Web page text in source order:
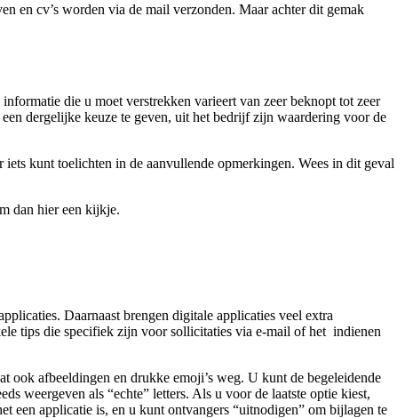
en cv’s worden via de mail verzonden. Maar achter dit gemak
die u moet verstrekken varieert van zeer beknopt tot zeer
dergelijke keuze te geven, uit het bedrijf zijn waardering voor de
kunt toelichten in de aanvullende opmerkingen. Wees in dit geval
dan hier een kijkje.
Daarnaast brengen digitale applicaties veel extra
tips die specifiek zijn voor sollicitaties via e-mail of het indienen
ook afbeeldingen en drukke emoji’s weg. U kunt de begeleidende
weergeven als “echte” letters. Als u voor de laatste optie kiest,
een applicatie is, en u kunt ontvangers “uitnodigen” om bijlagen te